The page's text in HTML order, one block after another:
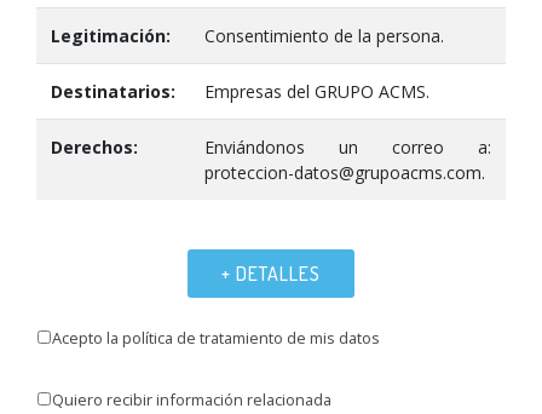
Legitimación: Consentimiento de la persona.
Destinatarios: Empresas del GRUPO ACMS.
Derechos:
Enviándonos un correo a:
proteccion-datos@grupoacms.com.
+ DETALLES
Acepto la política de tratamiento de mis datos
Quiero recibir información relacionada